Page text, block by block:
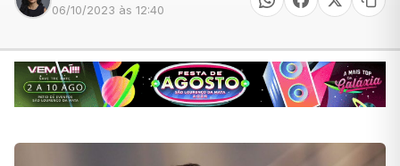
06/10/2023 às 12:40